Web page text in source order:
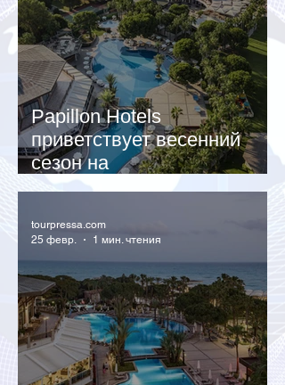
Papillon Hotels
приветствует весенний
сезон на
Средиземноморье
tourpressa.com
25 февр.
1 мин. чтения